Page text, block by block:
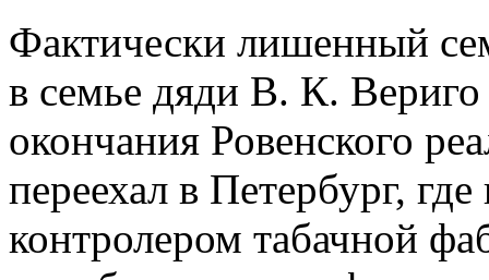
Фактически лишенный
в семье дяди В. К.
окончания Ровенского
переехал в Петербург,
контролером табачной